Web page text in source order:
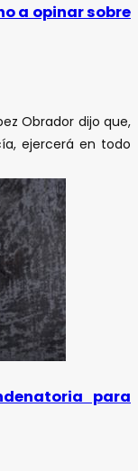
a opinar sobre
Obrador dijo que,
ejercerá en todo
para